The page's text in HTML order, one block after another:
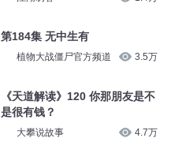
第184集 无中生有
植物大战僵尸官方频道 3.5万
《天道解读》120 你那朋友是不
是很有钱？
大攀说故事 4.7万